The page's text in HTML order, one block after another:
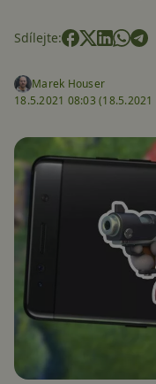
Sdílejte:
Marek Houser
18.5.2021 08:03 (18.5.2021